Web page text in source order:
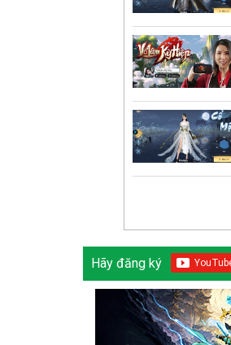
Hãy đăng ký